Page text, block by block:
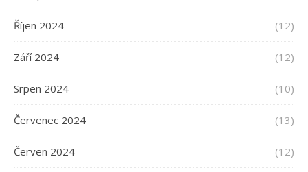
Říjen 2024 (12)
Září 2024 (12)
Srpen 2024 (10)
Červenec 2024 (13)
Červen 2024 (12)